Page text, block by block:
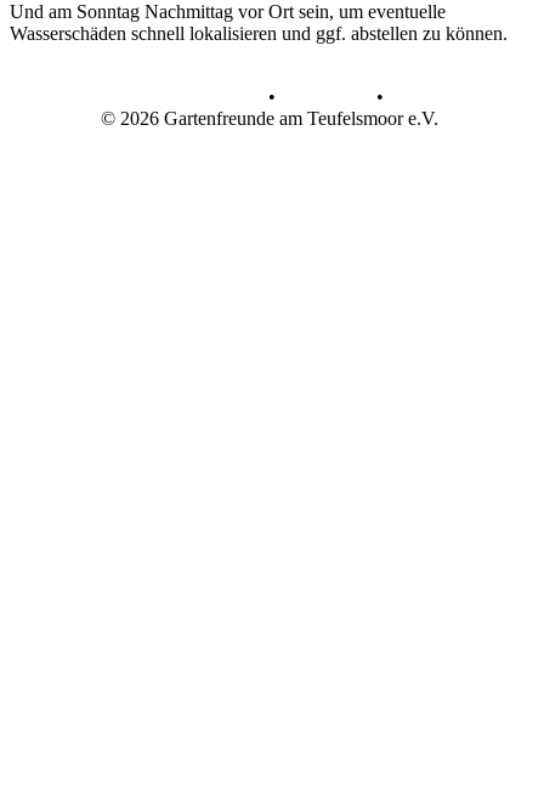
Und am Sonntag Nachmittag vor Ort sein, um eventuelle
Wasserschäden schnell lokalisieren und ggf. abstellen zu können.
•
•
© 2026 Gartenfreunde am Teufelsmoor e.V.